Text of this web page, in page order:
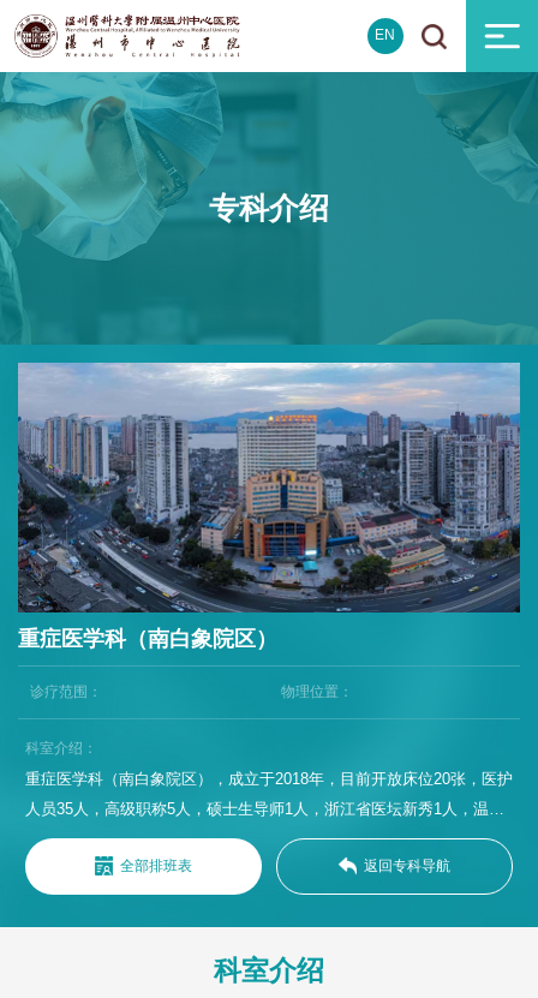
EN
专科介绍
重症医学科（南白象院区）
诊疗范围： 物理位置：
科室介绍：
重症医学科（南白象院区），成立于2018年，目前开放床位20张，医护
人员35人，高级职称5人，硕士生导师1人，浙江省医坛新秀1人，温州
市551人才工程人才1名。以各种危重症感染性疾病诊治为专科特色，学
科承担浙南闽北地区新发突发传染病，各类危重传染病合并多器官功能
障碍的救治工作。近年来常规开展机械通气、呼吸力学监测，血流动力
学监测、CRRT治疗、人工肝、床边支气管镜治疗、重症超声等技术。
全部排班表 返回专科导航
科室介绍